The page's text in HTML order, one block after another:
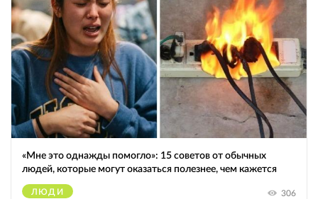
«Мне это однажды помогло»: 15 советов от обычных
людей, которые могут оказаться полезнее, чем кажется
ЛЮДИ 306